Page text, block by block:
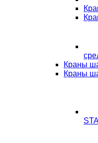
Краны
Краны